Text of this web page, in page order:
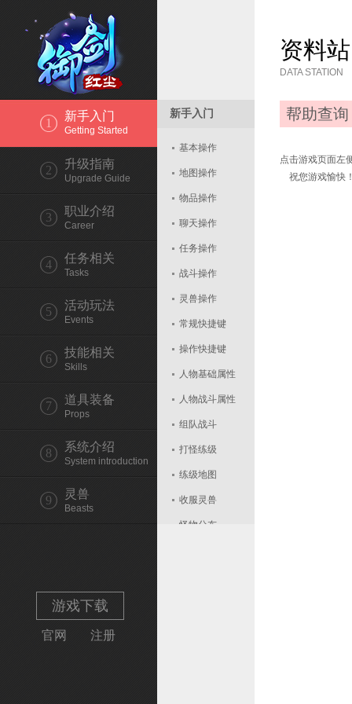
新手入门
Getting Started
1
升级指南
Upgrade Guide
2
职业介绍
Career
3
任务相关
Tasks
4
活动玩法
Events
5
技能相关
Skills
6
道具装备
Props
7
系统介绍
System introduction
8
灵兽
Beasts
9
游戏下载
官网 注册
新手入门
基本操作
地图操作
物品操作
聊天操作
任务操作
战斗操作
灵兽操作
常规快捷键
操作快捷键
人物基础属性
人物战斗属性
组队战斗
打怪练级
练级地图
收服灵兽
怪物分布
资料站
DATA STATION
帮助查询
点击游戏页面左
祝您游戏愉快